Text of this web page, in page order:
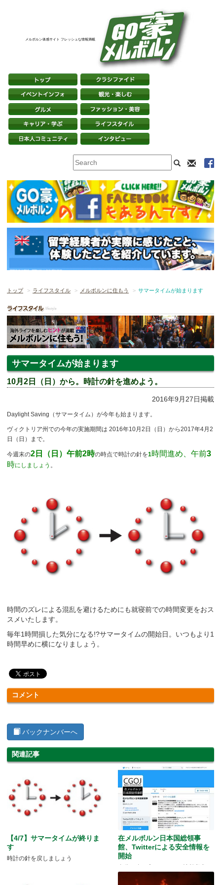
メルボルン体感サイト フレッシュな情報満載
トップ ライフスタイル メルボルンに住もう サマータイムが始まります
サマータイムが始まります
10月2日（日）から。時計の針を進めよう。
2016年9月27日掲載
Daylight Saving（サマータイム）が今年も始まります。
ヴィクトリア州での今年の実施期間は 2016年10月2日（日）から2017年4月2
日（日）まで。
今週末の2日（日）午前2時の時点で時計の針を1時間進め、午前3
時にしましょう 。
時間のズレによる混乱を避けるためにも就寝前での時間変更をおス
スメいたします。
毎年1時間損した気分になる!?サマータイムの開始日。いつもより1
時間早めに横になりましょう。
コメント
バックナンバーへ
関連記事
【4/7】サマータイムが終りま
す
時計の針を戻しましょう
在メルボルン日本国総領事
館、Twitterによる安全情報を
開始
怠りなく